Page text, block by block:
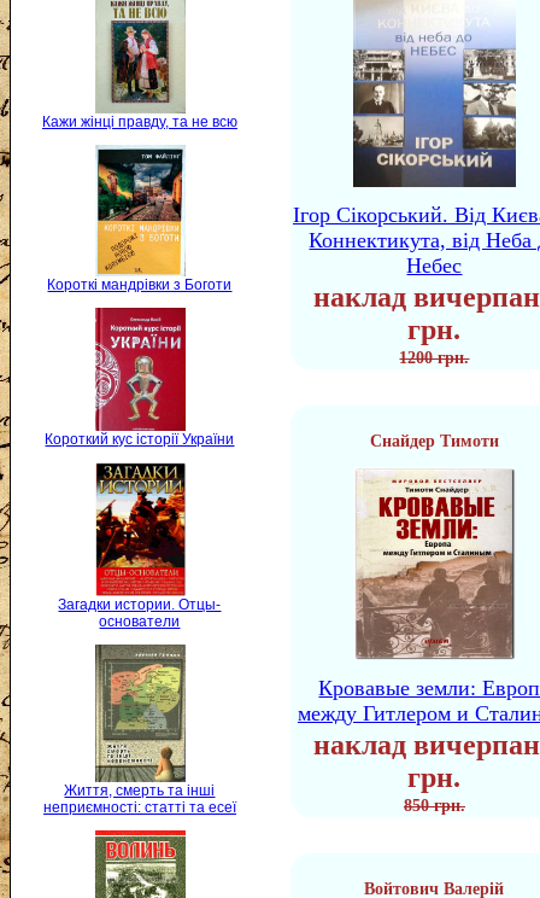
Кажи жінці правду, та не всю
Короткі мандрівки з Боготи
Короткий кус історії України
Загадки истории. Отцы-
основатели
Життя, смерть та інші
неприємності: статті та есеї
Ігор Сікорський. Від
Коннектикута, від Неба
Небес
наклад
грн.
1200 грн.
Снайдер Тимоти
Кровавые земли:
между Гитлером и
наклад
грн.
850 грн.
Войтович Валерій